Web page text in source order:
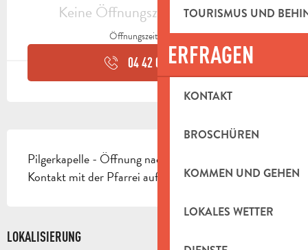
TOURISMUS UND
ERFRAGEN
KONTAKT
BROSCHÜREN
KOMMEN UND GEHEN
LOKALES WETTER
Keine Öffnungszeiten hinterlegt
Öffnungszeiten ansehen
04 42 04 70▒▒
Pilgerkapelle - Öffnung nach Vereinbarung -
Kontakt mit der Pfarrei aufnehmen.
LOKALISIERUNG